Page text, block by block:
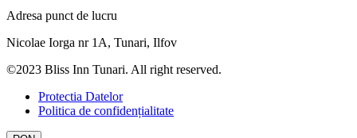
Adresa punct de lucru
Nicolae Iorga nr 1A, Tunari, Ilfov
©2023 Bliss Inn Tunari. All right reserved.
Protectia Datelor
Politica de confidențialitate